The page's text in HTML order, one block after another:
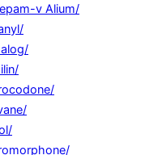
v Alium/